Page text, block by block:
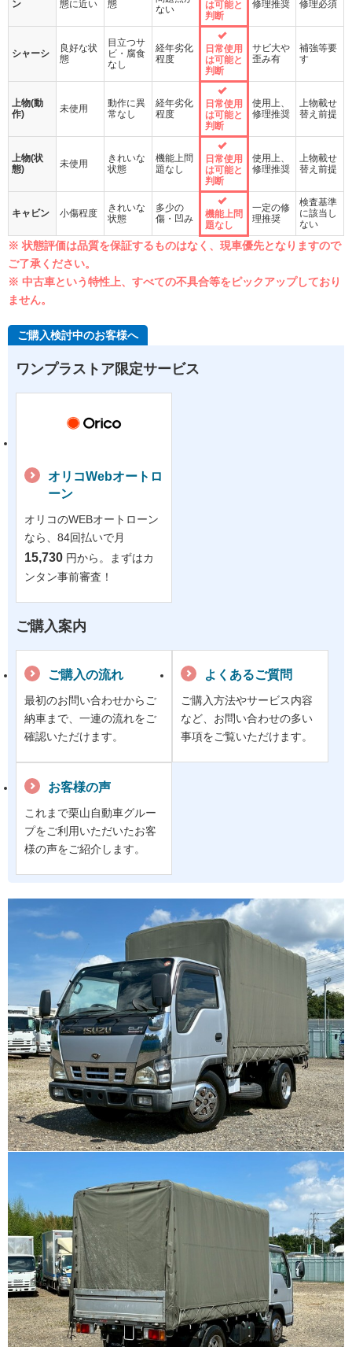
ン 態に近い 態
ない
は可能と
判断
修理推奨 修理必須
シャーシ
良好な状
態
目立つサ
ビ・腐食
なし
経年劣化
程度
日常使用
は可能と
判断
サビ大や
歪み有
補強等要
す
上物(動
作)
未使用
動作に異
常なし
経年劣化
程度
日常使用
は可能と
判断
使用上、
修理推奨
上物載せ
替え前提
上物(状
態)
未使用
きれいな
状態
機能上問
題なし
日常使用
は可能と
判断
使用上、
修理推奨
上物載せ
替え前提
キャビン 小傷程度
きれいな
状態
多少の
傷・凹み
機能上問
題なし
一定の修
理推奨
検査基準
に該当し
ない
※ 状態評価は品質を保証するものはなく、現車優先となりますので
ご了承ください。
※ 中古車という特性上、すべての不具合等をピックアップしており
ません。
ご購入検討中のお客様へ
ワンプラストア限定サービス
オリコWebオートロ
ーン
オリコのWEBオートローン
なら、84回払いで月
15,730 円から。まずはカ
ンタン事前審査！
ご購入案内
ご購入の流れ
最初のお問い合わせからご
納車まで、一連の流れをご
確認いただけます。
よくあるご質問
ご購入方法やサービス内容
など、お問い合わせの多い
事項をご覧いただけます。
お客様の声
これまで栗山自動車グルー
プをご利用いただいたお客
様の声をご紹介します。